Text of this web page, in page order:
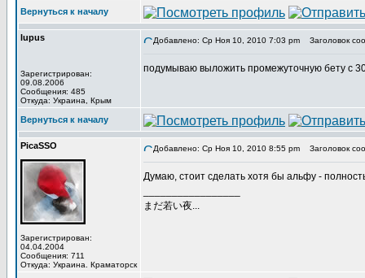
Вернуться к началу
lupus
Зарегистрирован:
09.08.2006
Сообщения: 485
Откуда: Украина, Крым
Добавлено: Ср Ноя 10, 2010 7:03 pm Заголовок
подумываю выложить промежуточную бету с
Вернуться к началу
PicaSSO
Зарегистрирован:
04.04.2004
Сообщения: 711
Откуда: Украина. Краматорск
Добавлено: Ср Ноя 10, 2010 8:55 pm Заголовок
Думаю, стоит сделать хотя бы альфу -
まだ若い夜...